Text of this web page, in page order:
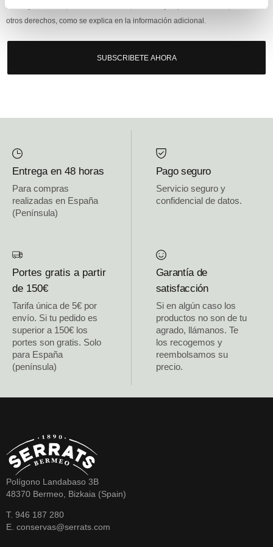
mensajería online, derechos: Acceder, rectificar y suprimir los datos, así como
otros derechos, como se explica en la información adicional.
SUBSCRIBETE AHORA
Entrega en 48 horas
Para compras
realizadas en España
(Península)
Pago seguro
Servicio seguro y
confidencial de datos.
Portes gratis a partir
de 150€
Tarifa única de 5€ por
envío. Si tu pedido es
superior a 150€ los
portes son gratis. Solo
para España
(península)
Garantía de
satisfacción
Si en algún caso los
productos no son de tu
agrado, llámanos. Te
los recogemos y
reembolsamos su
precio.
Polígono Landabaso 3B
48370 Bermeo, Bizkaia (Spain)
T. 946 187 280
E. conservas@serrats.com